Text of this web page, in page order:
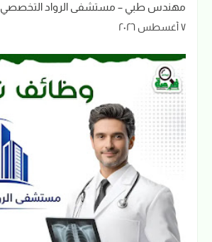
مهندس طبي – مستشفى الرواد التخصصي
٧ أغسطس ٢٠٢٦